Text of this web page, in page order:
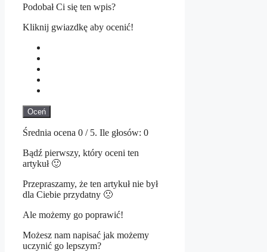
Podobał Ci się ten wpis?
Kliknij gwiazdkę aby ocenić!
Oceń
Średnia ocena 0 / 5. Ile głosów: 0
Bądź pierwszy, który oceni ten
artykuł 🙂
Przepraszamy, że ten artykuł nie był
dla Ciebie przydatny 🙁
Ale możemy go poprawić!
Możesz nam napisać jak możemy
uczynić go lepszym?